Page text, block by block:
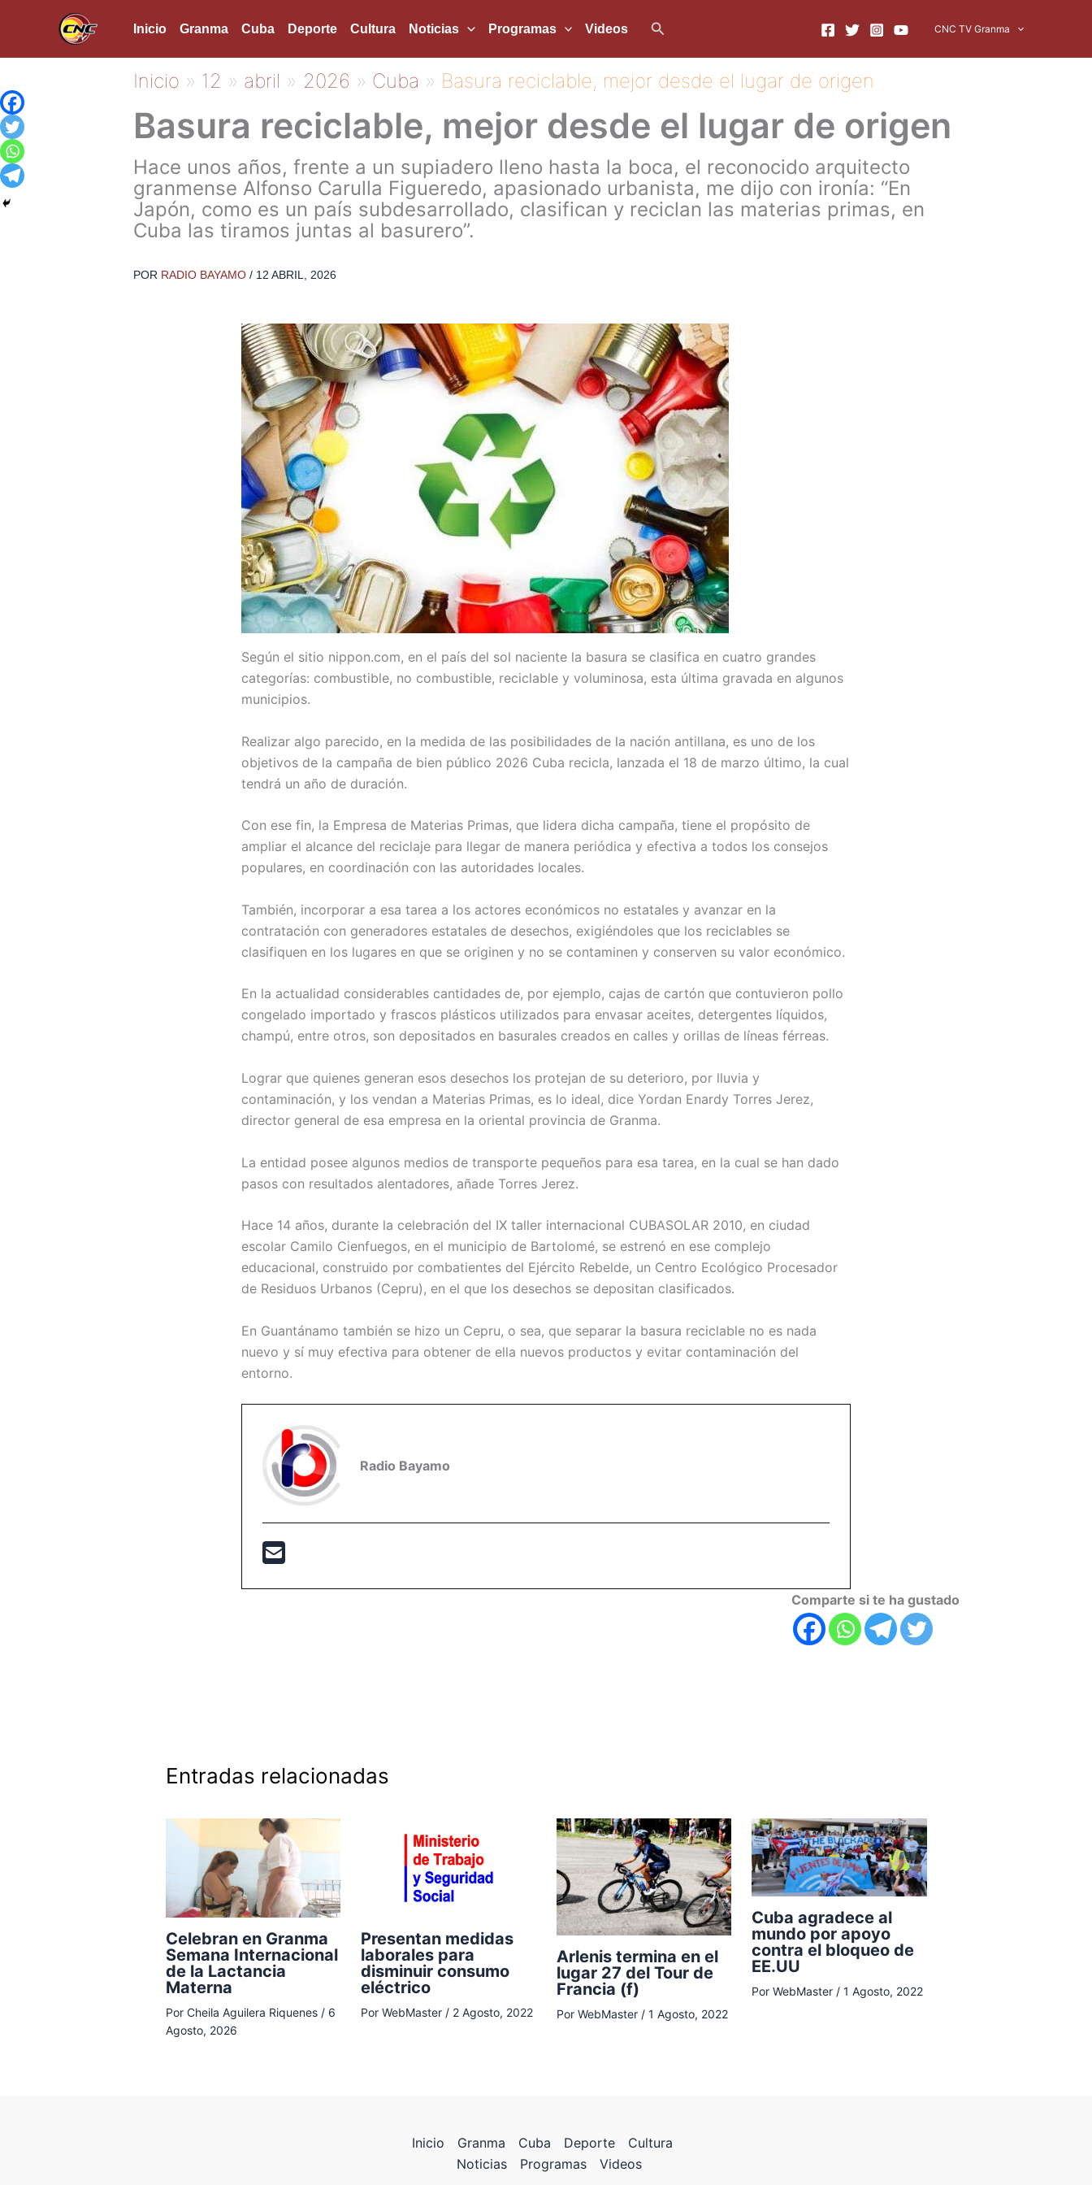
Inicio Granma Cuba Deporte Cultura Noticias Programas Videos Buscar CNC TV Granma
Inicio 12 abril 2026 Cuba Basura reciclable, mejor desde el lugar de origen
Basura reciclable, mejor desde el lugar de origen
Hace unos años, frente a un supiadero lleno hasta la boca, el reconocido arquitecto
granmense Alfonso Carulla Figueredo, apasionado urbanista, me dijo con ironía: “En
Japón, como es un país subdesarrollado, clasifican y reciclan las materias primas, en
Cuba las tiramos juntas al basurero”.
POR RADIO BAYAMO / 12 ABRIL, 2026
Según el sitio nippon.com, en el país del sol naciente la basura se clasifica en cuatro grandes
categorías: combustible, no combustible, reciclable y voluminosa, esta última gravada en algunos
municipios.
Realizar algo parecido, en la medida de las posibilidades de la nación antillana, es uno de los
objetivos de la campaña de bien público 2026 Cuba recicla, lanzada el 18 de marzo último, la cual
tendrá un año de duración.
Con ese fin, la Empresa de Materias Primas, que lidera dicha campaña, tiene el propósito de
ampliar el alcance del reciclaje para llegar de manera periódica y efectiva a todos los consejos
populares, en coordinación con las autoridades locales.
También, incorporar a esa tarea a los actores económicos no estatales y avanzar en la
contratación con generadores estatales de desechos, exigiéndoles que los reciclables se
clasifiquen en los lugares en que se originen y no se contaminen y conserven su valor económico.
En la actualidad considerables cantidades de, por ejemplo, cajas de cartón que contuvieron pollo
congelado importado y frascos plásticos utilizados para envasar aceites, detergentes líquidos,
champú, entre otros, son depositados en basurales creados en calles y orillas de líneas férreas.
Lograr que quienes generan esos desechos los protejan de su deterioro, por lluvia y
contaminación, y los vendan a Materias Primas, es lo ideal, dice Yordan Enardy Torres Jerez,
director general de esa empresa en la oriental provincia de Granma.
La entidad posee algunos medios de transporte pequeños para esa tarea, en la cual se han dado
pasos con resultados alentadores, añade Torres Jerez.
Hace 14 años, durante la celebración del IX taller internacional CUBASOLAR 2010, en ciudad
escolar Camilo Cienfuegos, en el municipio de Bartolomé, se estrenó en ese complejo
educacional, construido por combatientes del Ejército Rebelde, un Centro Ecológico Procesador
de Residuos Urbanos (Cepru), en el que los desechos se depositan clasificados.
En Guantánamo también se hizo un Cepru, o sea, que separar la basura reciclable no es nada
nuevo y sí muy efectiva para obtener de ella nuevos productos y evitar contaminación del
entorno.
Radio Bayamo
Comparte si te ha gustado
Entradas relacionadas
Celebran en Granma
Semana Internacional
de la Lactancia
Materna
Por Cheila Aguilera Riquenes / 6
Agosto, 2026
Presentan medidas
laborales para
disminuir consumo
eléctrico
Por WebMaster / 2 Agosto, 2022
Arlenis termina en el
lugar 27 del Tour de
Francia (f)
Por WebMaster / 1 Agosto, 2022
Cuba agradece al
mundo por apoyo
contra el bloqueo de
EE.UU
Por WebMaster / 1 Agosto, 2022
Inicio Granma Cuba Deporte
Cultura
Noticias
Programas Videos